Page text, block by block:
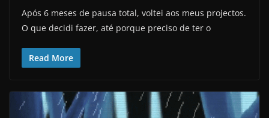
Após 6 meses de pausa total, voltei aos meus projectos.
O que decidi fazer, até porque preciso de ter o
Read More